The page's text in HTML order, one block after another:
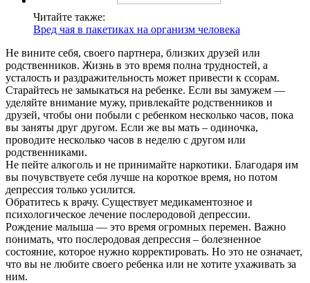
Контакты
Читайте также:
Вред чая в пакетиках на организм человека
Не вините себя, своего партнера, близких друзей или
родственников. Жизнь в это время полна трудностей, а
усталость и раздражительность может привести к ссорам.
Старайтесь не замыкаться на ребенке. Если вы замужем —
уделяйте внимание мужу, привлекайте родственников и
друзей, чтобы они побыли с ребенком несколько часов, пока
вы заняты друг другом. Если же вы мать – одиночка,
проводите несколько часов в неделю с другом или
родственниками.
Не пейте алкоголь и не принимайте наркотики. Благодаря им
вы почувствуете себя лучше на короткое время, но потом
депрессия только усилится.
Обратитесь к врачу. Существует медикаментозное и
психологическое лечение послеродовой депрессии.
Рождение малыша — это время огромных перемен. Важно
понимать, что послеродовая депрессия – болезненное
состояние, которое нужно корректировать. Но это не означает,
что вы не любите своего ребенка или не хотите ухаживать за
ним.